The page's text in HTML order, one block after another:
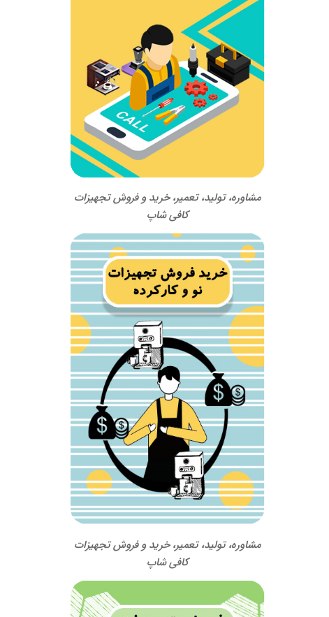
مشاوره، تولید، تعمیر، خرید و فروش تجهیزات
کافی شاپ
مشاوره، تولید، تعمیر، خرید و فروش تجهیزات
کافی شاپ